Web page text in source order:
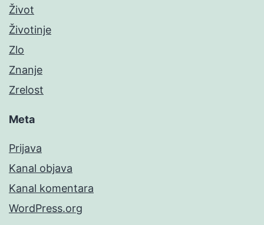
Život
Životinje
Zlo
Znanje
Zrelost
Meta
Prijava
Kanal objava
Kanal komentara
WordPress.org